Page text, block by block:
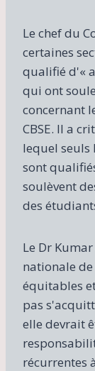
Le chef du
certaines
qualifié d'«
qui ont
concernant
CBSE. Il a
lequel seuls
sont
soulèvent
des
Le Dr
nationale de
équitables
pas
elle devrait
récurrentes